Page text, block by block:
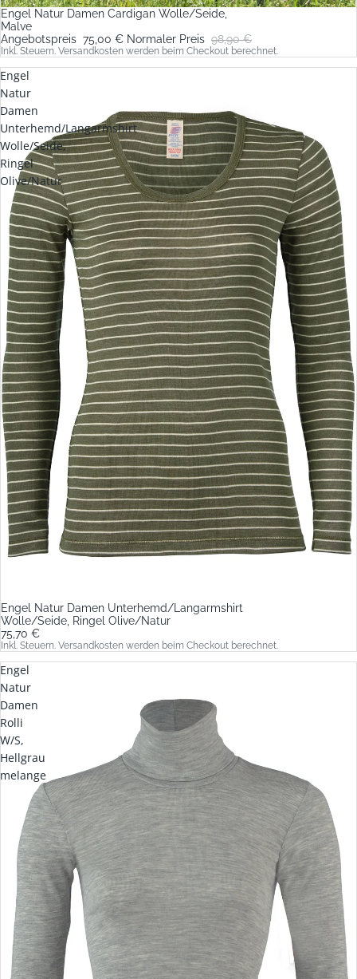
Engel Natur Damen Cardigan Wolle/Seide,
Malve
Angebotspreis 75,00 € Normaler Preis 98,90 €
Inkl. Steuern. Versandkosten werden beim Checkout berechnet.
Engel
Natur
Damen
Unterhemd/Langarmshirt
Wolle/Seide,
Ringel
Olive/Natur
Engel Natur Damen Unterhemd/Langarmshirt
Wolle/Seide, Ringel Olive/Natur
75,70 €
Inkl. Steuern. Versandkosten werden beim Checkout berechnet.
Engel
Natur
Damen
Rolli
W/S,
Hellgrau
melange